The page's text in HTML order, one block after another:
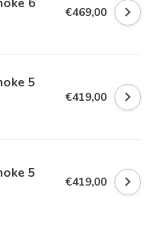
€469,00
5
€419,00
5
€419,00